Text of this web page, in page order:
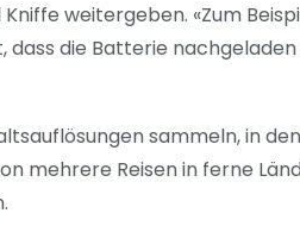
weitergeben. «Zum
die Batterie
sammeln, in
mehrere Reisen in ferne